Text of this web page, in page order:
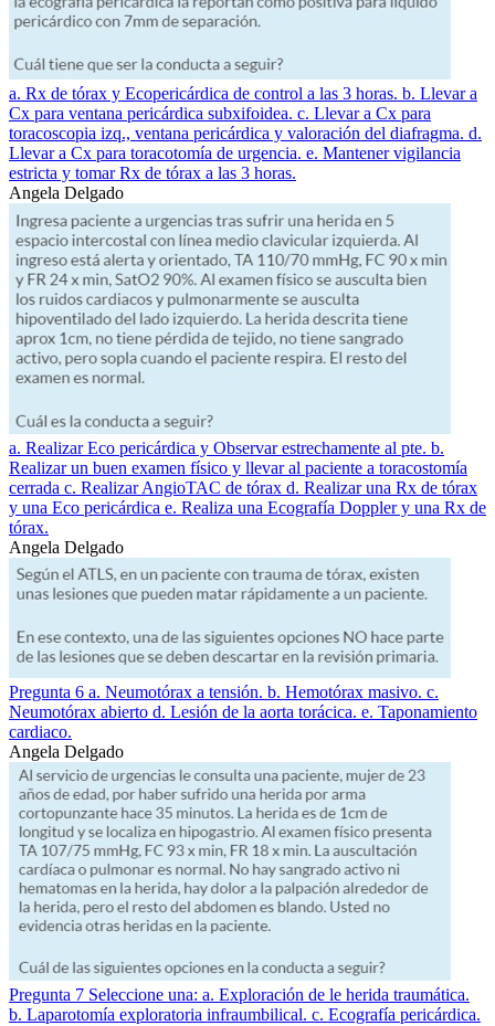
a. Rx de tórax y Ecopericárdica de control a las 3 horas. b. Llevar a
Cx para ventana pericárdica subxifoidea. c. Llevar a Cx para
toracoscopia izq., ventana pericárdica y valoración del diafragma. d.
Llevar a Cx para toracotomía de urgencia. e. Mantener vigilancia
estricta y tomar Rx de tórax a las 3 horas.
Angela Delgado
a. Realizar Eco pericárdica y Observar estrechamente al pte. b.
Realizar un buen examen físico y llevar al paciente a toracostomía
cerrada c. Realizar AngioTAC de tórax d. Realizar una Rx de tórax
y una Eco pericárdica e. Realiza una Ecografía Doppler y una Rx de
tórax.
Angela Delgado
Pregunta 6 a. Neumotórax a tensión. b. Hemotórax masivo. c.
Neumotórax abierto d. Lesión de la aorta torácica. e. Taponamiento
cardiaco.
Angela Delgado
Pregunta 7 Seleccione una: a. Exploración de le herida traumática.
b. Laparotomía exploratoria infraumbilical. c. Ecografía pericárdica.